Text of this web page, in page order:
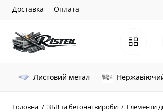
Доставка Оплата
Листовий метал
Головна ЗБВ та бетонні вироби Елементи